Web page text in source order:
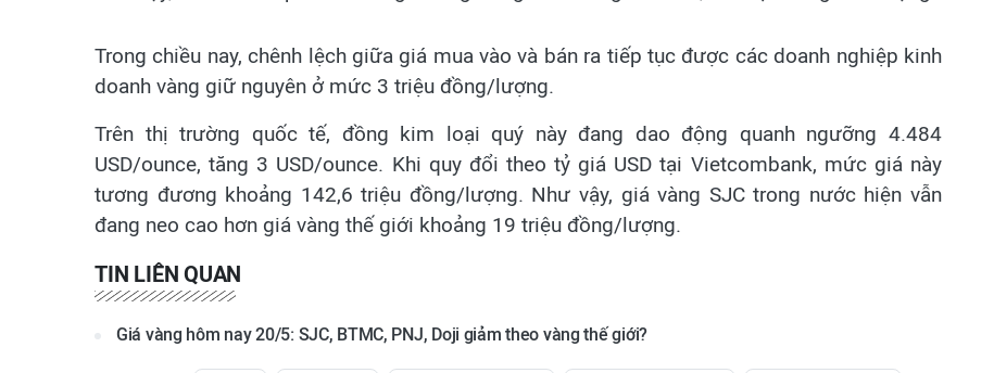
Trong chiều nay, chênh lệch giữa giá mua vào và bán ra tiếp tục được các doanh nghiệp kinh
doanh vàng giữ nguyên ở mức 3 triệu đồng/lượng.
Trên thị trường quốc tế, đồng kim loại quý này đang dao động quanh ngưỡng 4.484
USD/ounce, tăng 3 USD/ounce. Khi quy đổi theo tỷ giá USD tại Vietcombank, mức giá này
tương đương khoảng 142,6 triệu đồng/lượng. Như vậy, giá vàng SJC trong nước hiện vẫn
đang neo cao hơn giá vàng thế giới khoảng 19 triệu đồng/lượng.
TIN LIÊN QUAN
Giá vàng hôm nay 20/5: SJC, BTMC, PNJ, Doji giảm theo vàng thế giới?